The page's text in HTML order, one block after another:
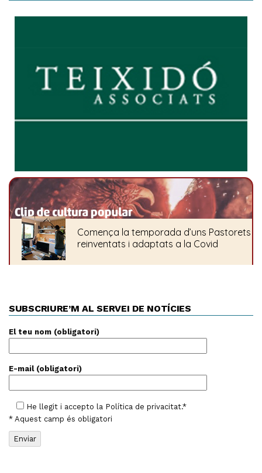
SUBSCRIURE’M AL SERVEI DE NOTÍCIES
El teu nom (obligatori)
E-mail (obligatori)
He llegit i accepto la Política de privacitat.*
* Aquest camp és obligatori